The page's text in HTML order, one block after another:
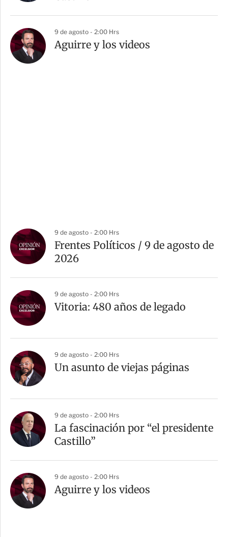
9 de agosto - 2:00 Hrs
Aguirre y los videos
9 de agosto - 2:00 Hrs
Frentes Políticos / 9 de agosto de
2026
9 de agosto - 2:00 Hrs
Vitoria: 480 años de legado
9 de agosto - 2:00 Hrs
Un asunto de viejas páginas
9 de agosto - 2:00 Hrs
La fascinación por “el presidente
Castillo”
9 de agosto - 2:00 Hrs
Aguirre y los videos